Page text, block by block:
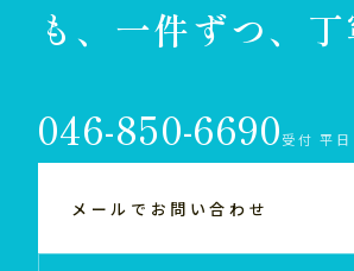
も、一件ずつ、丁
046-850-6690受付 平
メールでお問い合わせ